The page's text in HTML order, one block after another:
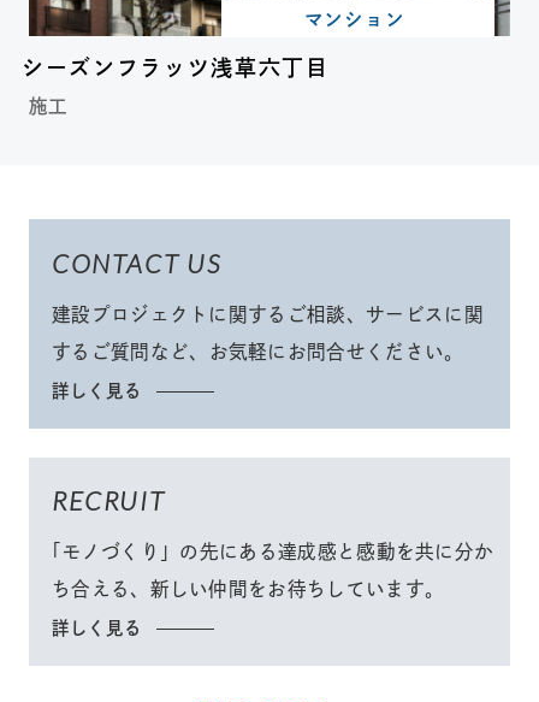
マンション
シーズンフラッツ浅草六丁目
施工
CONTACT US
建設プロジェクトに関するご相談、サービスに関
するご質問など、
お気軽にお問合せください。
詳しく見る
RECRUIT
「モノづくり」 の先にある達成感と感動を共に分か
ち合える、 新しい仲間をお待ちしています。
詳しく見る